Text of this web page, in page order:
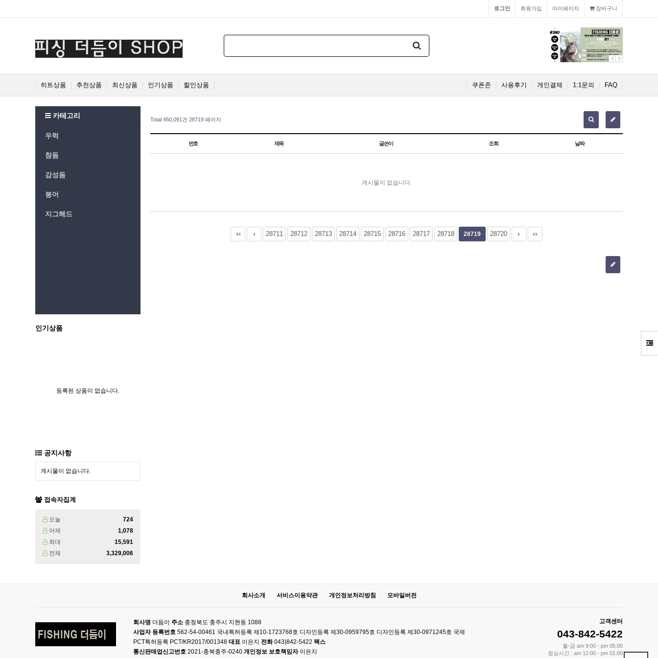
장바구니
마이페이지
회원가입
로그인
PrevNext
히트상품 추천상품 최신상품 인기상품 할인상품 FAQ
1:1문의
개인결제
사용후기
쿠폰존
카테고리
우럭
참돔
감성돔
붕어
지그헤드
인기상품
등록된 상품이 없습니다.
공지사항
게시물이 없습니다.
접속자집계
오늘
724
어제
1,078
최대
15,591
전체
3,329,006
Total 450,091건 28719 페이지
번호 제목 글쓴이 조회 날짜
게시물이 없습니다.
28711 28712 28713 28714 28715 28716 28717 28718 28719 28720
다음 맨끝
회사소개 서비스이용약관 개인정보처리방침 모바일버전
회사명 더듬이 주소 충청북도 충주시 지현동 1088
사업자 등록번호 562-54-00461 국내특허등록 제10-1723768호 디자인등록 제30-0959795호 디자인등록 제30-0971245호 국제
PCT특허등록 PCT/KR2017/001348 대표 이은지 전화043)842-5422 팩스
통신판매업신고번호 2021-충북충주-0240 개인정보 보호책임자이은지
고객센터
043-842-5422
월-금 am 9:00 - pm 05:00
점심시간 : am 12:00 - pm 01:00